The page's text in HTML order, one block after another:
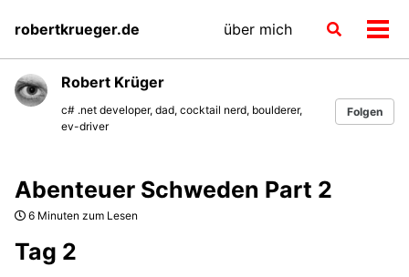
primary
navigation
content
footer
robertkrueger.de über mich
Toggle
Robert Krüger
c# .net developer, dad, cocktail nerd, boulderer,
ev-driver
Folgen
Abenteuer Schweden Part 2
6 Minuten zum Lesen
Tag 2